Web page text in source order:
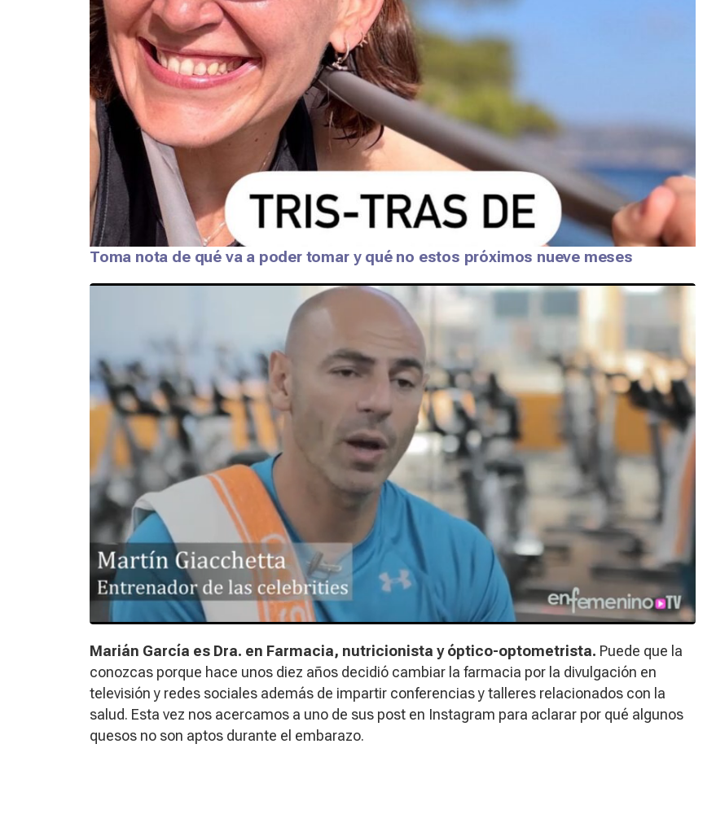
Toma nota de qué va a poder tomar y qué no estos próximos nueve meses
Marián García es Dra. en Farmacia, nutricionista y óptico-optometrista. Puede que la
conozcas porque hace unos diez años decidió cambiar la farmacia por la divulgación en
televisión y redes sociales además de impartir conferencias y talleres relacionados con la
salud. Esta vez nos acercamos a uno de sus post en Instagram para aclarar por qué algunos
quesos no son aptos durante el embarazo.